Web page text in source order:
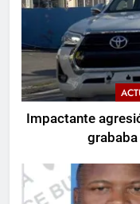
Impactante